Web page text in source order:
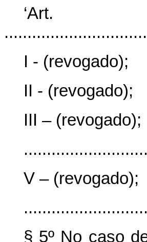
I - (revogado);
II - (revogado);
III – (revogado);
V – (revogado);
§ 5º No caso